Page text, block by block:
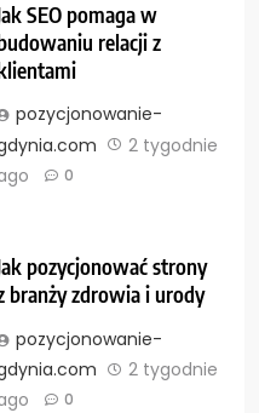
SEO pomaga w
relacji z
pozycjonowanie-
2 tygodnie
0
pozycjonować strony
branży zdrowia i urody
pozycjonowanie-
2 tygodnie
0